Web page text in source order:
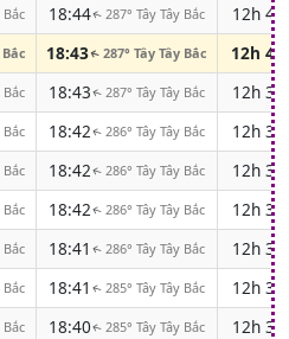
18:44↑ 287° Tây Tây Bắc
12h
18:43↑287° Tây Tây Bắc
12h
18:43↑ 287° Tây Tây Bắc
12h
18:42↑ 286° Tây Tây Bắc
12h
18:42↑ 286° Tây Tây Bắc
12h
18:42↑ 286° Tây Tây Bắc
12h
18:41 ↑ 286° Tây Tây Bắc
12h
18:41 ↑ 285° Tây Tây Bắc
12h
18:40↑ 285° Tây Tây Bắc
12h